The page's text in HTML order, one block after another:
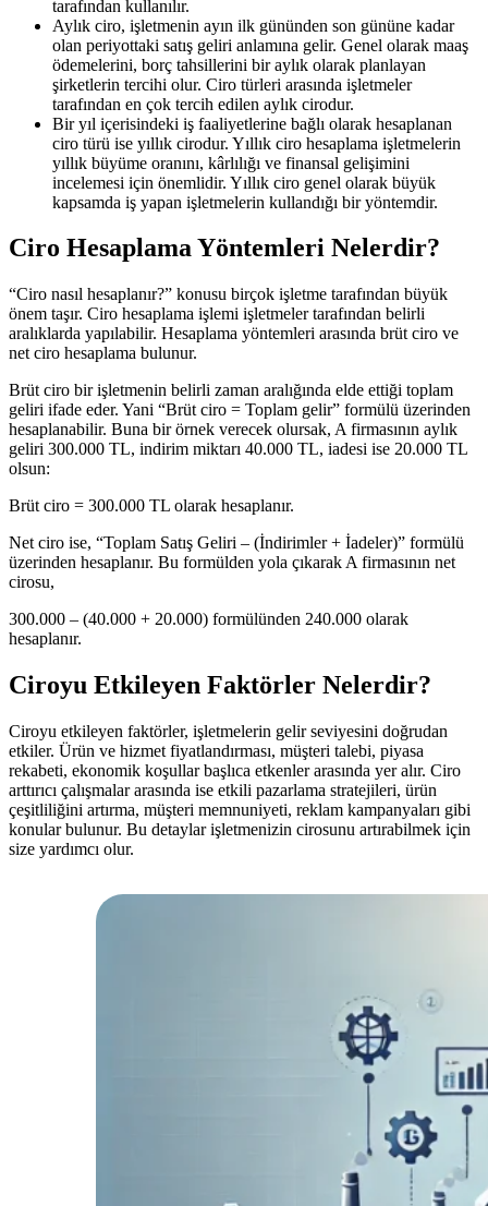
tarafından kullanılır.
Aylık ciro, işletmenin ayın ilk gününden son gününe kadar
olan periyottaki satış geliri anlamına gelir. Genel olarak maaş
ödemelerini, borç tahsillerini bir aylık olarak planlayan
şirketlerin tercihi olur. Ciro türleri arasında işletmeler
tarafından en çok tercih edilen aylık cirodur.
Bir yıl içerisindeki iş faaliyetlerine bağlı olarak hesaplanan
ciro türü ise yıllık cirodur. Yıllık ciro hesaplama işletmelerin
yıllık büyüme oranını, kârlılığı ve finansal gelişimini
incelemesi için önemlidir. Yıllık ciro genel olarak büyük
kapsamda iş yapan işletmelerin kullandığı bir yöntemdir.
Ciro Hesaplama Yöntemleri Nelerdir?
“Ciro nasıl hesaplanır?” konusu birçok işletme tarafından büyük
önem taşır. Ciro hesaplama işlemi işletmeler tarafından belirli
aralıklarda yapılabilir. Hesaplama yöntemleri arasında brüt ciro ve
net ciro hesaplama bulunur.
Brüt ciro bir işletmenin belirli zaman aralığında elde ettiği toplam
geliri ifade eder. Yani “Brüt ciro = Toplam gelir” formülü üzerinden
hesaplanabilir. Buna bir örnek verecek olursak, A firmasının aylık
geliri 300.000 TL, indirim miktarı 40.000 TL, iadesi ise 20.000 TL
olsun:
Brüt ciro = 300.000 TL olarak hesaplanır.
Net ciro ise, “Toplam Satış Geliri – (İndirimler + İadeler)” formülü
üzerinden hesaplanır. Bu formülden yola çıkarak A firmasının net
cirosu,
300.000 – (40.000 + 20.000) formülünden 240.000 olarak
hesaplanır.
Ciroyu Etkileyen Faktörler Nelerdir?
Ciroyu etkileyen faktörler, işletmelerin gelir seviyesini doğrudan
etkiler. Ürün ve hizmet fiyatlandırması, müşteri talebi, piyasa
rekabeti, ekonomik koşullar başlıca etkenler arasında yer alır. Ciro
arttırıcı çalışmalar arasında ise etkili pazarlama stratejileri, ürün
çeşitliliğini artırma, müşteri memnuniyeti, reklam kampanyaları gibi
konular bulunur. Bu detaylar işletmenizin cirosunu artırabilmek için
size yardımcı olur.